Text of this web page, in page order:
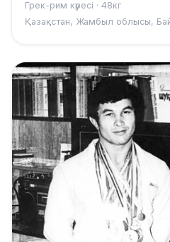
Грек-рим күресі · 48кг
Қазақстан, Жамбыл облысы,